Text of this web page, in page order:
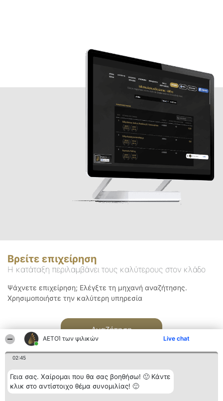
ΑΕΤΟΊ των ψιλικών Live chat
02:45
Γεια σας. Χαίρομαι που θα σας βοηθήσω! 🙂 Κάντε
κλικ στο αντίστοιχο θέμα συνομιλίας! 🙂
Βρείτε επιχείρηση
Η κατάταξη περιλαμβάνει τους καλύτερους στον κλάδο
Ψάχνετε επιχείρηση; Ελέγξτε τη μηχανή αναζήτησης.
Χρησιμοποιήστε την καλύτερη υπηρεσία
Αναζήτηση